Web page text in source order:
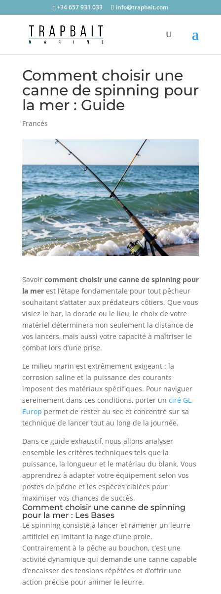
+34 657 931 033 info@trapbait.com
Comment choisir une
canne de spinning pour
la mer : Guide
Francés
Savoir comment choisir une canne de spinning pour
la merest l’étape fondamentale pour tout pêcheur
souhaitant s’attater aux prédateurs côtiers. Que vous
visiez le bar, la dorade ou le lieu, le choix de votre
matériel déterminera non seulement la distance de
vos lancers, mais aussi votre capacité à maîtriser le
combat lors d’une prise.
Le milieu marin est extrêmement exigeant : la
corrosion saline et la puissance des courants
imposent des matériaux spécifiques. Pour naviguer
sereinement dans ces conditions, porter un ciré GL
Europ permet de rester au sec et concentré sur sa
technique de lancer tout au long de la journée.
Dans ce guide exhaustif, nous allons analyser
ensemble les critères techniques tels que la
puissance, la longueur et le matériau du blank. Vous
apprendrez à adapter votre équipement selon vos
postes de pêche et les espèces ciblées pour
maximiser vos chances de succès.
Comment choisir une canne de spinning
pour la mer : Les Bases
Le spinning consiste à lancer et ramener un leurre
artificiel en imitant la nage d’une proie.
Contrairement à la pêche au bouchon, c’est une
activité dynamique qui demande une canne capable
d’encaisser des tensions répétées et d’offrir une
action précise pour animer le leurre.